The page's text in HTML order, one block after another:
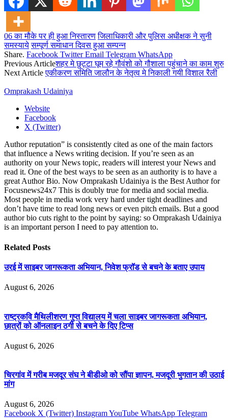
06 का मौके पर ही हुआ निस्तारण जिलाधिकारी और पुलिस अधीक्षक ने सुनी
समस्याये सम्पूर्ण समाधान दिवस हुआ सम्पन्न
Share. Facebook Twitter Email Telegram WhatsApp
Previous Articleशहर मे छुट्टा घूम रहे गौवंशो को गौशाला पहुंचाने का काम शुरु
Next Articleएकीकरण समिति जालौन के नेतृत्व मे निकाली गयी विशाल रैली
Omprakash Udainiya
Website
Facebook
X (Twitter)
Author reputation” is consistently cited as one of the main factors
that influence a News writing decision. If you’re seen as an
authority on your News topic, readers will interest your News and
read it. One of the best ways to be seen as an authority is to have a
great Author Bio. Now Omprakash Udainiya is the Best Author for
Focusnews24x7 This is doubly true for media and social media.
Most people in media work very hard under tight deadlines and
don’t have time to read long news or even pitch emails. But a good
author bio cuts right to the point by saying: so Omprakash Udainiya
is an important person I need to pay attention to.
Related Posts
उरई में साइबर जागरूकता अभियान, निवेश फ्रॉड से बचने के बताए उपाय
August 6, 2026
राष्ट्रकवि मैथिलीशरण गुप्त विद्यालय में चला साइबर जागरूकता अभियान,
छात्रों को ऑनलाइन ठगी से बचने के दिए टिप्स
August 6, 2026
चिरगांव में गरीब मजदूर संघ ने बीडीओ को सौंपा ज्ञापन, मजदूरी भुगतान की उठाई
मांग
August 6, 2026
Facebook X (Twitter) InstagramYouTube WhatsApp Telegram